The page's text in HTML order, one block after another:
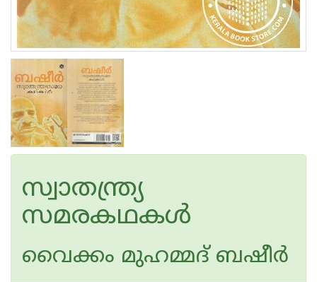
സ്വാതന്ത്ര്യ
സമരകഥകള്‍
വൈക്കം മുഹമ്മദ് ബഷീര്‍